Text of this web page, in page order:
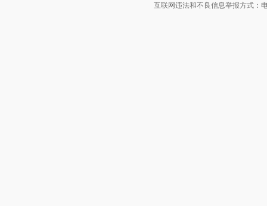
互联网违法和不良信息举报方式：